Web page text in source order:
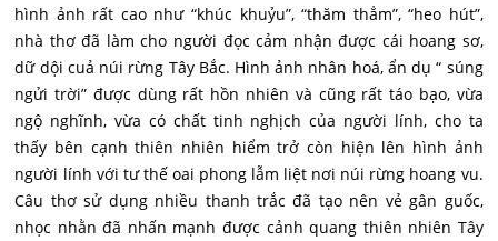
hình ảnh rất cao như “khúc khuỷu”, “thăm thẳm”, “heo hút”,
nhà thơ đã làm cho người đọc cảm nhận được cái hoang sơ,
dữ dội cuả núi rừng Tây Bắc. Hình ảnh nhân hoá, ẩn dụ “ súng
ngửi trời” được dùng rất hồn nhiên và cũng rất táo bạo, vừa
ngộ nghĩnh, vừa có chất tinh nghịch của người lính, cho ta
thấy bên cạnh thiên nhiên hiểm trở còn hiện lên hình ảnh
người lính với tư thế oai phong lẫm liệt nơi núi rừng hoang vu.
Câu thơ sử dụng nhiều thanh trắc đã tạo nên vẻ gân guốc,
nhọc nhằn đã nhấn mạnh được cảnh quang thiên nhiên Tây